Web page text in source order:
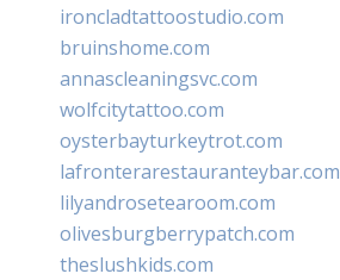
ironcladtattoostudio.com
bruinshome.com
annascleaningsvc.com
wolfcitytattoo.com
oysterbayturkeytrot.com
lafronterarestauranteybar.com
lilyandrosetearoom.com
olivesburgberrypatch.com
theslushkids.com